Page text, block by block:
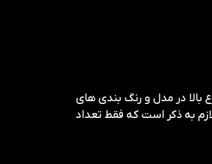
بالا در مدل و رنگ بندی های
به ذکر است که فقط تعداد